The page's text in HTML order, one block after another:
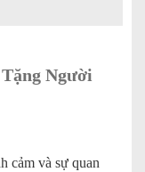
Người
cảm và sự quan